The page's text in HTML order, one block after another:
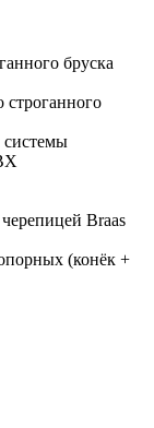
бруска
строганного
системы
Braas
(конёк +